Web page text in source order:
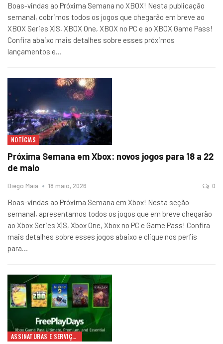
Boas-vindas ao Próxima Semana no XBOX! Nesta publicação
semanal, cobrimos todos os jogos que chegarão em breve ao
XBOX Series X|S, XBOX One, XBOX no PC e ao XBOX Game Pass!
Confira abaixo mais detalhes sobre esses próximos
lançamentos e…
NOTÍCIAS
Próxima Semana em Xbox: novos jogos para 18 a 22
de maio
Diego Maia 18 maio, 2026 0
Boas-vindas ao Próxima Semana em Xbox! Nesta seção
semanal, apresentamos todos os jogos que em breve chegarão
ao Xbox Series X|S, Xbox One, Xbox no PC e Game Pass! Confira
mais detalhes sobre esses jogos abaixo e clique nos perfis
para…
ASSINATURAS E SERVIÇOS